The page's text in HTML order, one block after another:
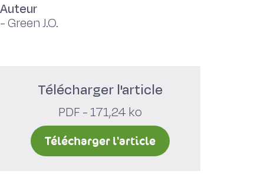
Auteur
-Green J.O.
Télécharger l'article
PDF - 171,24 ko
Télécharger l'article